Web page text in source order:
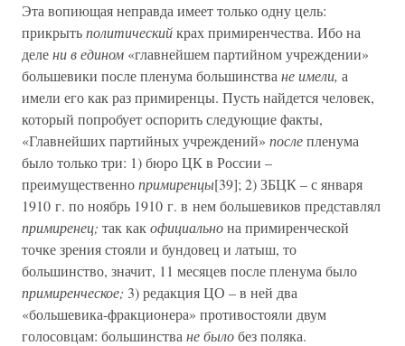
Эта вопиющая неправда имеет только одну цель:
прикрытьполитическийкрах примиренчества. Ибо на
делени в едином «главнейшем партийном учреждении»
большевики после пленума большинства не имели, а
имели его как раз примиренцы. Пусть найдется человек,
который попробует оспорить следующие факты,
«Главнейших партийных учреждений» послепленума
было только три: 1) бюро ЦК в России –
преимущественнопримиренцы[39]; 2) ЗБЦК – с января
1910 г. по ноябрь 1910 г. в нем большевиков представлял
примиренец; так какофициальнона примиренческой
точке зрения стояли и бундовец и латыш, то
большинство, значит, 11 месяцев после пленума было
примиренческое; 3) редакция ЦО – в ней два
«большевика-фракционера» противостояли двум
голосовцам: большинства не былобез поляка.